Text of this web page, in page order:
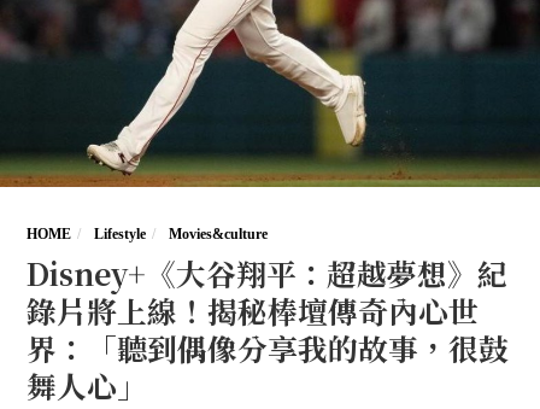
HOME Lifestyle Movies&culture
Disney+《大谷翔平：超越夢想》紀
錄片將上線！揭秘棒壇傳奇內心世
界：「聽到偶像分享我的故事，很鼓
舞人心」